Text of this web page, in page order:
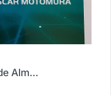
Julio Cesar de Andrade Almeida Junior